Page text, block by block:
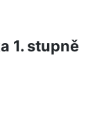
1. stupně